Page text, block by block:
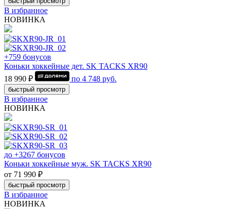
В избранное
НОВИНКА
+759 бонусов
Коньки хоккейные дет. SK TACKS XR90
18 990 ₽
по 4 748 руб.
быстрый просмотр
В избранное
НОВИНКА
до +3267 бонусов
Коньки хоккейные муж. SK TACKS XR90
от 71 990 ₽
быстрый просмотр
В избранное
НОВИНКА